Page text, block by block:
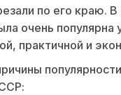
по его краю.
очень популярна
практичной и